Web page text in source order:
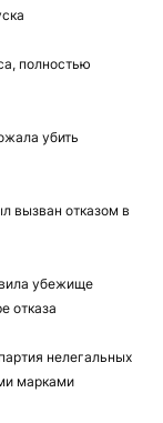
полностью
убить
вызван отказом в
убежище
отказа
нелегальных
марками